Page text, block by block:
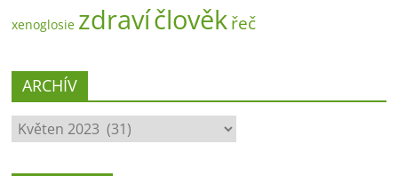
xenoglosie zdravíčlověkřeč
ARCHÍV
ARCHÍV